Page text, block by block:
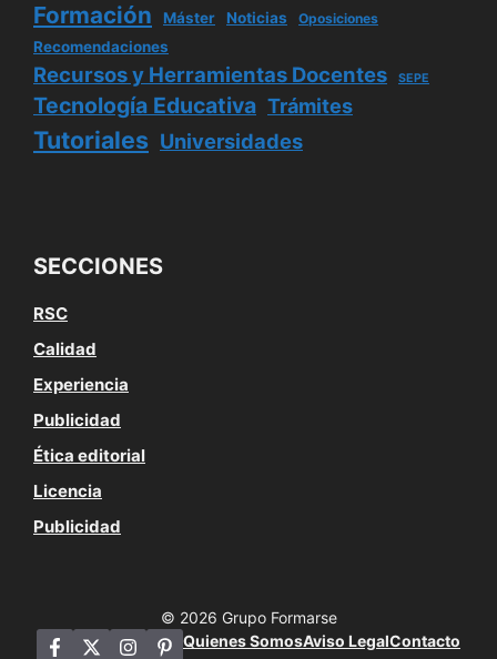
Formación Máster Noticias Oposiciones
Recomendaciones
Recursos y Herramientas Docentes SEPE
Tecnología Educativa Trámites
Tutoriales Universidades
SECCIONES
RSC
Calidad
Experiencia
Publicidad
Ética editorial
Licencia
Publicidad
© 2026 Grupo Formarse
Quienes SomosAviso LegalContacto